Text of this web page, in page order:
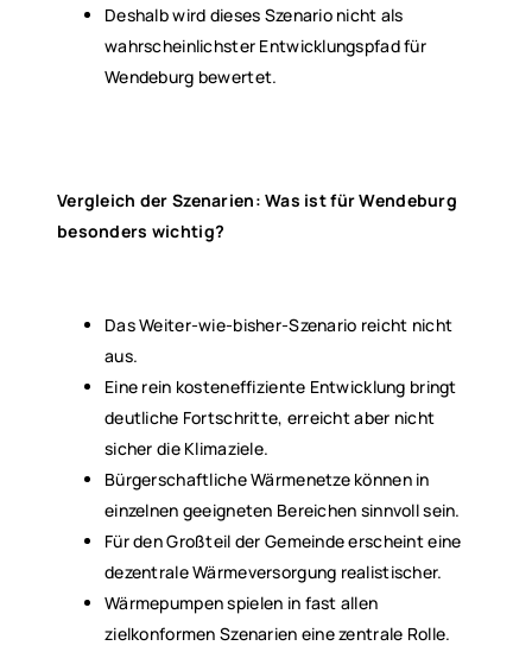
Deshalb wird dieses Szenario nicht als
wahrscheinlichster Entwicklungspfad für
Wendeburg bewertet.
Vergleich der Szenarien: Was ist für Wendeburg
besonders wichtig?
Das Weiter-wie-bisher-Szenario reicht nicht
aus.
Eine rein kosteneffiziente Entwicklung bringt
deutliche Fortschritte, erreicht aber nicht
sicher die Klimaziele.
Bürgerschaftliche Wärmenetze können in
einzelnen geeigneten Bereichen sinnvoll sein.
Für den Großteil der Gemeinde erscheint eine
dezentrale Wärmeversorgung realistischer.
Wärmepumpen spielen in fast allen
zielkonformen Szenarien eine zentrale Rolle.